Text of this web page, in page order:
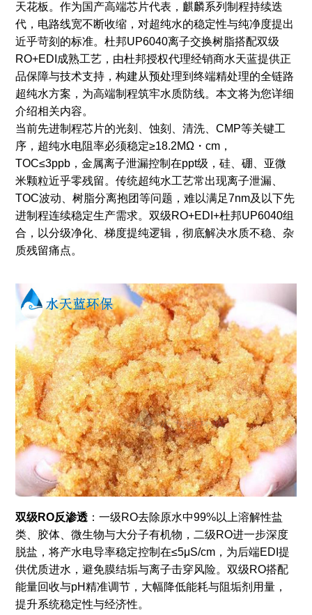
天花板。作为国产高端芯片代表，麒麟系列制程持续迭
代，电路线宽不断收缩，对超纯水的稳定性与纯净度提出
近乎苛刻的标准。杜邦UP6040离子交换树脂搭配双级
RO+EDI 成熟工艺，由杜邦授权代理经销商水天蓝提供正
品保障与技术支持，构建从预处理到终端精处理的全链路
超纯水方案，为高端制程筑牢水质防线。 本文将为您详细
介绍相关内容。
当前先进制程芯片的光刻、蚀刻、清洗、CMP等关键工
序，超纯水电阻率必须稳定≥18.2MΩ・cm，
TOC≤3ppb，金属离子泄漏控制在ppt级，硅、硼、亚微
米颗粒近乎零残留。传统超纯水工艺常出现离子泄漏、
TOC波动、树脂分离抱团等问题，难以满足7nm及以下先
进制程连续稳定生产需求。双级RO+EDI+杜邦UP6040组
合，以分级净化、梯度提纯逻辑，彻底解决水质不稳、杂
质残留痛点。
双级RO反渗透：一级RO去除原水中99%以上溶解性盐
类、胶体、微生物与大分子有机物，二级RO进一步深度
脱盐，将产水电导率稳定控制在≤5μS/cm，为后端EDI提
供优质进水，避免膜结垢与离子击穿风险。双级RO搭配
能量回收与pH精准调节，大幅降低能耗与阻垢剂用量，
提升系统稳定性与经济性。